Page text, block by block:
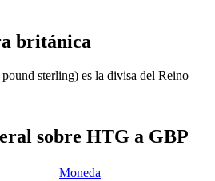
británica
sterling) es la divisa del Reino
sobre HTG a GBP
Moneda